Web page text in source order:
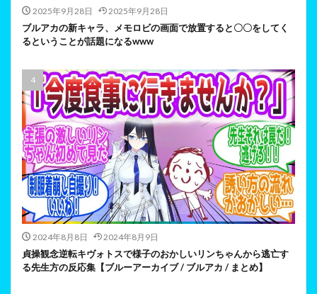
2025年9月28日 2025年9月28日
ブルアカの新キャラ、メモロビの画面で放置すると〇〇をしてく
るということが話題になるwww
2024年8月8日 2024年8月9日
貞操観念逆転キヴォトスで様子のおかしいリンちゃんから逃亡す
る先生方の反応集【ブルーアーカイブ / ブルアカ / まとめ】